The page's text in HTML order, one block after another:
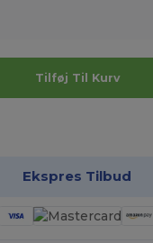
Tilføj Til Kurv
Ekspres Tilbud